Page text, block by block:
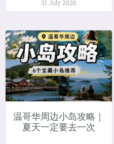
31 July 2026
温哥华周边小岛攻略｜
夏天一定要去一次